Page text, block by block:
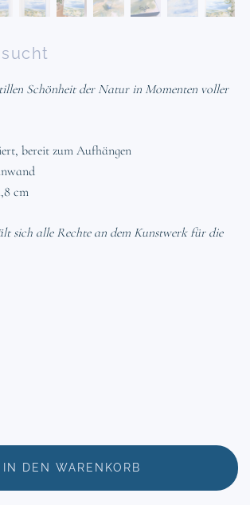
Schönheit der Natur in Momenten voller
bereit zum Aufhängen
cm
sich alle Rechte an dem Kunstwerk für die
IN DEN WARENKORB